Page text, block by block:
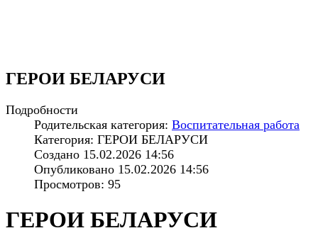
ГЕРОИ БЕЛАРУСИ
Подробности
Родительская категория: Воспитательная работа
Категория: ГЕРОИ БЕЛАРУСИ
Создано 15.02.2026 14:56
Опубликовано 15.02.2026 14:56
Просмотров: 95
ГЕРОИ БЕЛАРУСИ